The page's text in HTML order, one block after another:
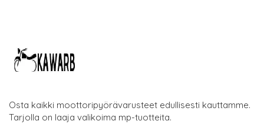
Osta kaikki moottoripyörävarusteet edullisesti kauttamme.
Tarjolla on laaja valikoima mp-tuotteita.